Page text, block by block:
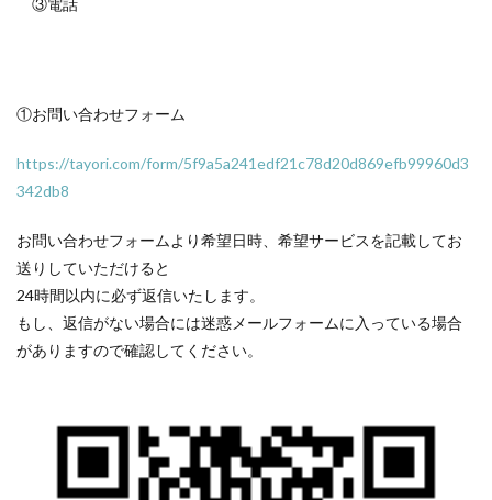
③電話
①お問い合わせフォーム
https://tayori.com/form/5f9a5a241edf21c78d20d869efb99960d3
342db8
お問い合わせフォームより希望日時、希望サービスを記載してお
送りしていただけると
24時間以内に必ず返信いたします。
もし、返信がない場合には迷惑メールフォームに入っている場合
がありますので確認してください。